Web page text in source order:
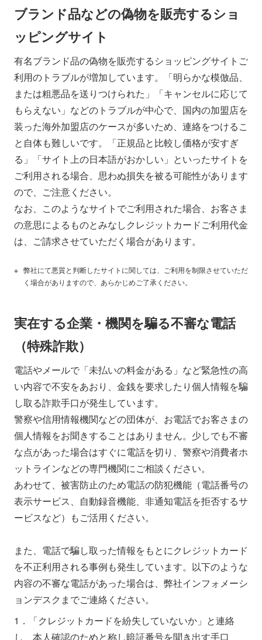
ブランド品などの偽物を販売するショ
ッピングサイト
有名ブランド品の偽物を販売するショッピングサイトご
利用のトラブルが増加しています。「明らかな模倣品、
または粗悪品を送りつけられた」「キャンセルに応じて
もらえない」などのトラブルが中心で、国内の加盟店を
装った海外加盟店のケースが多いため、連絡をつけるこ
と自体も難しいです。「正規品と比較し価格が安すぎ
る」「サイト上の日本語がおかしい」といったサイトを
ご利用される場合、思わぬ損失を被る可能性があります
ので、ご注意ください。
なお、このようなサイトでご利用された場合、お客さま
の意思によるものとみなしクレジットカードご利用代金
は、ご請求させていただく場合があります。
弊社にて悪質と判断したサイトに関しては、ご利用を制限させていただ
く場合がありますので、あらかじめご了承ください。
実在する企業・機関を騙る不審な電話
（特殊詐欺）
電話やメールで「未払いの料金がある」など緊急性の高
い内容で不安をあおり、金銭を要求したり個人情報を騙
し取る詐欺手口が発生しています。
警察や信用情報機関などの団体が、お電話でお客さまの
個人情報をお聞きすることはありません。少しでも不審
な点があった場合はすぐに電話を切り、警察や消費者ホ
ットラインなどの専門機関にご相談ください。
あわせて、被害防止のため電話の防犯機能（電話番号の
表示サービス、自動録音機能、非通知電話を拒否するサ
ービスなど）もご活用ください。
また、電話で騙し取った情報をもとにクレジットカード
を不正利用される事例も発生しています。以下のような
内容の不審な電話があった場合は、弊社インフォメーシ
ョンデスクまでご連絡ください。
1．「クレジットカードを紛失していないか」と連絡
し、本人確認のためと称し暗証番号を聞き出す手口